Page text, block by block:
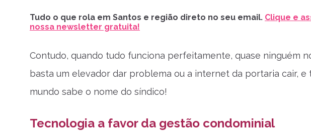
Tudo o que rola em Santos e região direto no seu email. Clique e
nossa newsletter gratuita!
Contudo, quando tudo funciona perfeitamente, quase ninguém
basta um elevador dar problema ou a internet da portaria cair, e
mundo sabe o nome do síndico!
Tecnologia a favor da gestão condominial